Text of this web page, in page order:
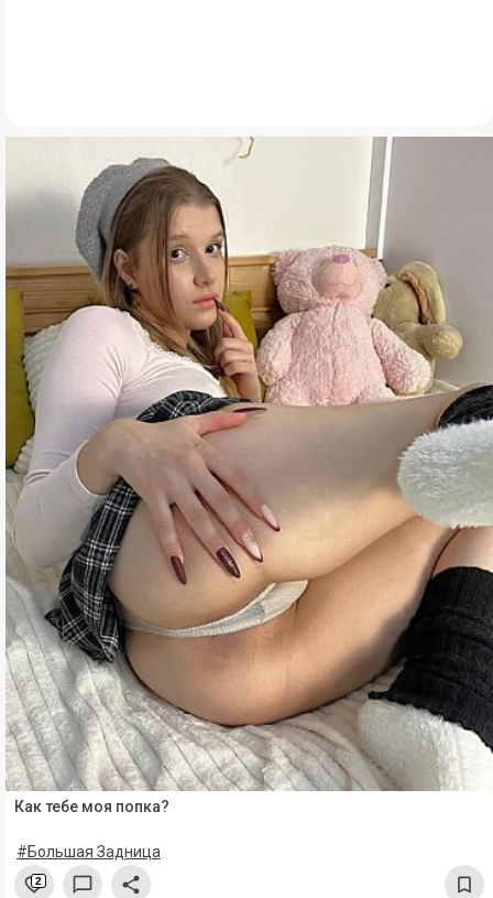
Как тебе моя попка?
#Большая Задница
2